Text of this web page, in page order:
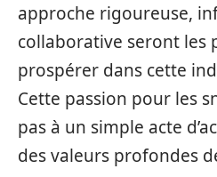
approche rigoureuse,
collaborative seront les
prospérer dans cette
Cette passion pour les
pas à un simple acte
des valeurs profondes